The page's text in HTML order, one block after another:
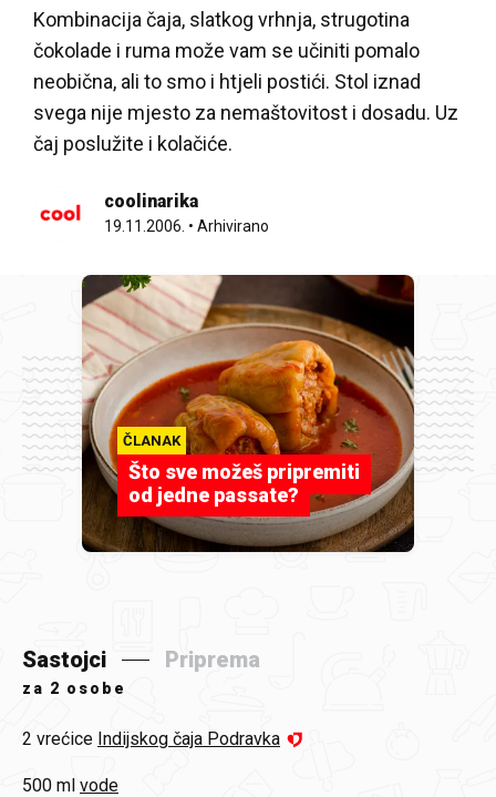
Kombinacija čaja, slatkog vrhnja, strugotina
čokolade i ruma može vam se učiniti pomalo
neobična, ali to smo i htjeli postići. Stol iznad
svega nije mjesto za nemaštovitost i dosadu. Uz
čaj poslužite i kolačiće.
coolinarika
19.11.2006. • Arhivirano
ČLANAK
Što sve možeš pripremiti
od jedne passate?
Sastojci Priprema
za 2 osobe
2 vrećice Indijskog čaja Podravka
500 ml vode